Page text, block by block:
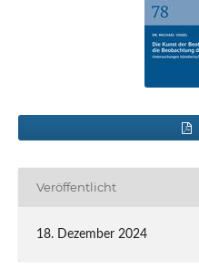
Veröffentlicht
18. Dezember 2024